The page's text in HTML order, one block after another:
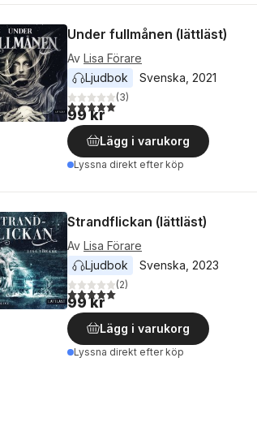
Under fullmånen (lättläst)
Av Lisa Förare
Ljudbok
Svenska 2021
5,0utav 5 stjärnor. Totalt antal röster:
(3)
99 kr
Lägg i varukorg
Lyssna direkt efter köp
Strandflickan (lättläst)
Av Lisa Förare
Ljudbok
Svenska 2023
5,0utav 5 stjärnor. Totalt antal röster:
(2)
99 kr
Lägg i varukorg
Lyssna direkt efter köp